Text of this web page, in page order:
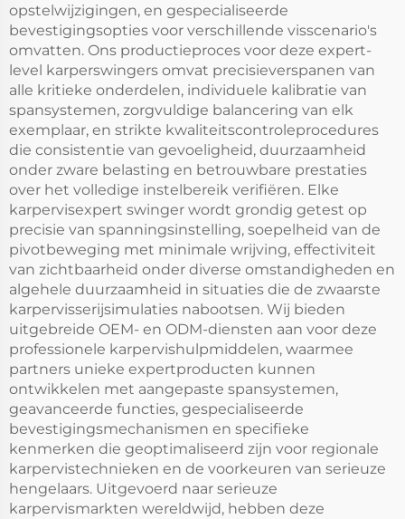
opstelwijzigingen, en gespecialiseerde
bevestigingsopties voor verschillende visscenario's
omvatten. Ons productieproces voor deze expert-
level karperswingers omvat precisieverspanen van
alle kritieke onderdelen, individuele kalibratie van
spansystemen, zorgvuldige balancering van elk
exemplaar, en strikte kwaliteitscontroleprocedures
die consistentie van gevoeligheid, duurzaamheid
onder zware belasting en betrouwbare prestaties
over het volledige instelbereik verifiëren. Elke
karpervisexpert swinger wordt grondig getest op
precisie van spanningsinstelling, soepelheid van de
pivotbeweging met minimale wrijving, effectiviteit
van zichtbaarheid onder diverse omstandigheden en
algehele duurzaamheid in situaties die de zwaarste
karpervisserijsimulaties nabootsen. Wij bieden
uitgebreide OEM- en ODM-diensten aan voor deze
professionele karpervishulpmiddelen, waarmee
partners unieke expertproducten kunnen
ontwikkelen met aangepaste spansystemen,
geavanceerde functies, gespecialiseerde
bevestigingsmechanismen en specifieke
kenmerken die geoptimaliseerd zijn voor regionale
karpervistechnieken en de voorkeuren van serieuze
hengelaars. Uitgevoerd naar serieuze
karpervismarkten wereldwijd, hebben deze